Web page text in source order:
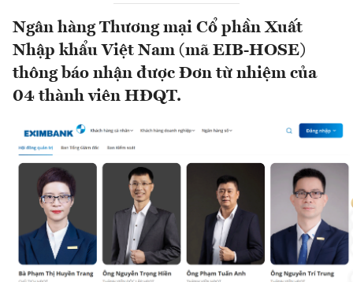
Ngân hàng Thương mại Cổ phần Xuất
Nhập khẩu Việt Nam (mã EIB-HOSE)
thông báo nhận được Đơn từ nhiệm của
04 thành viên HĐQT.